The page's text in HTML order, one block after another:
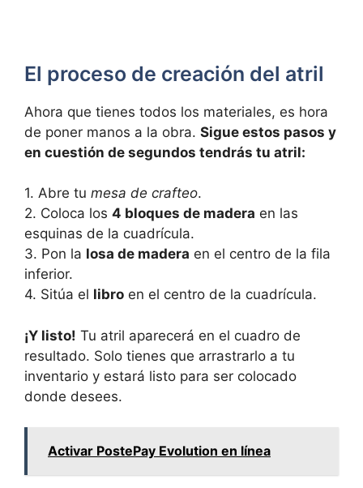
El ⁣proceso de creación del atril
Ahora que tienes todos los⁤ materiales, ⁢es ​hora
de poner manos ‌a la obra. Sigue estos ⁢pasos y⁤
en⁤ cuestión⁣ de segundos tendrás tu atril:
1. ⁤Abre tu⁢ mesa de crafteo.
2. Coloca ‌los 4 bloques de madera en las⁢
esquinas de‍ la cuadrícula.
3. ⁣Pon la losa de madera en el ⁣centro ‌de la fila
inferior.
4. Sitúa el libro en el ⁤centro de la cuadrícula.
¡Y listo! Tu atril‍ aparecerá‌ en​ el ⁤cuadro de
resultado.⁢ Solo tienes⁢ que arrastrarlo a tu
inventario ⁤y estará listo para‍ ser ⁣colocado
donde ⁤desees.
Activar PostePay Evolution en línea